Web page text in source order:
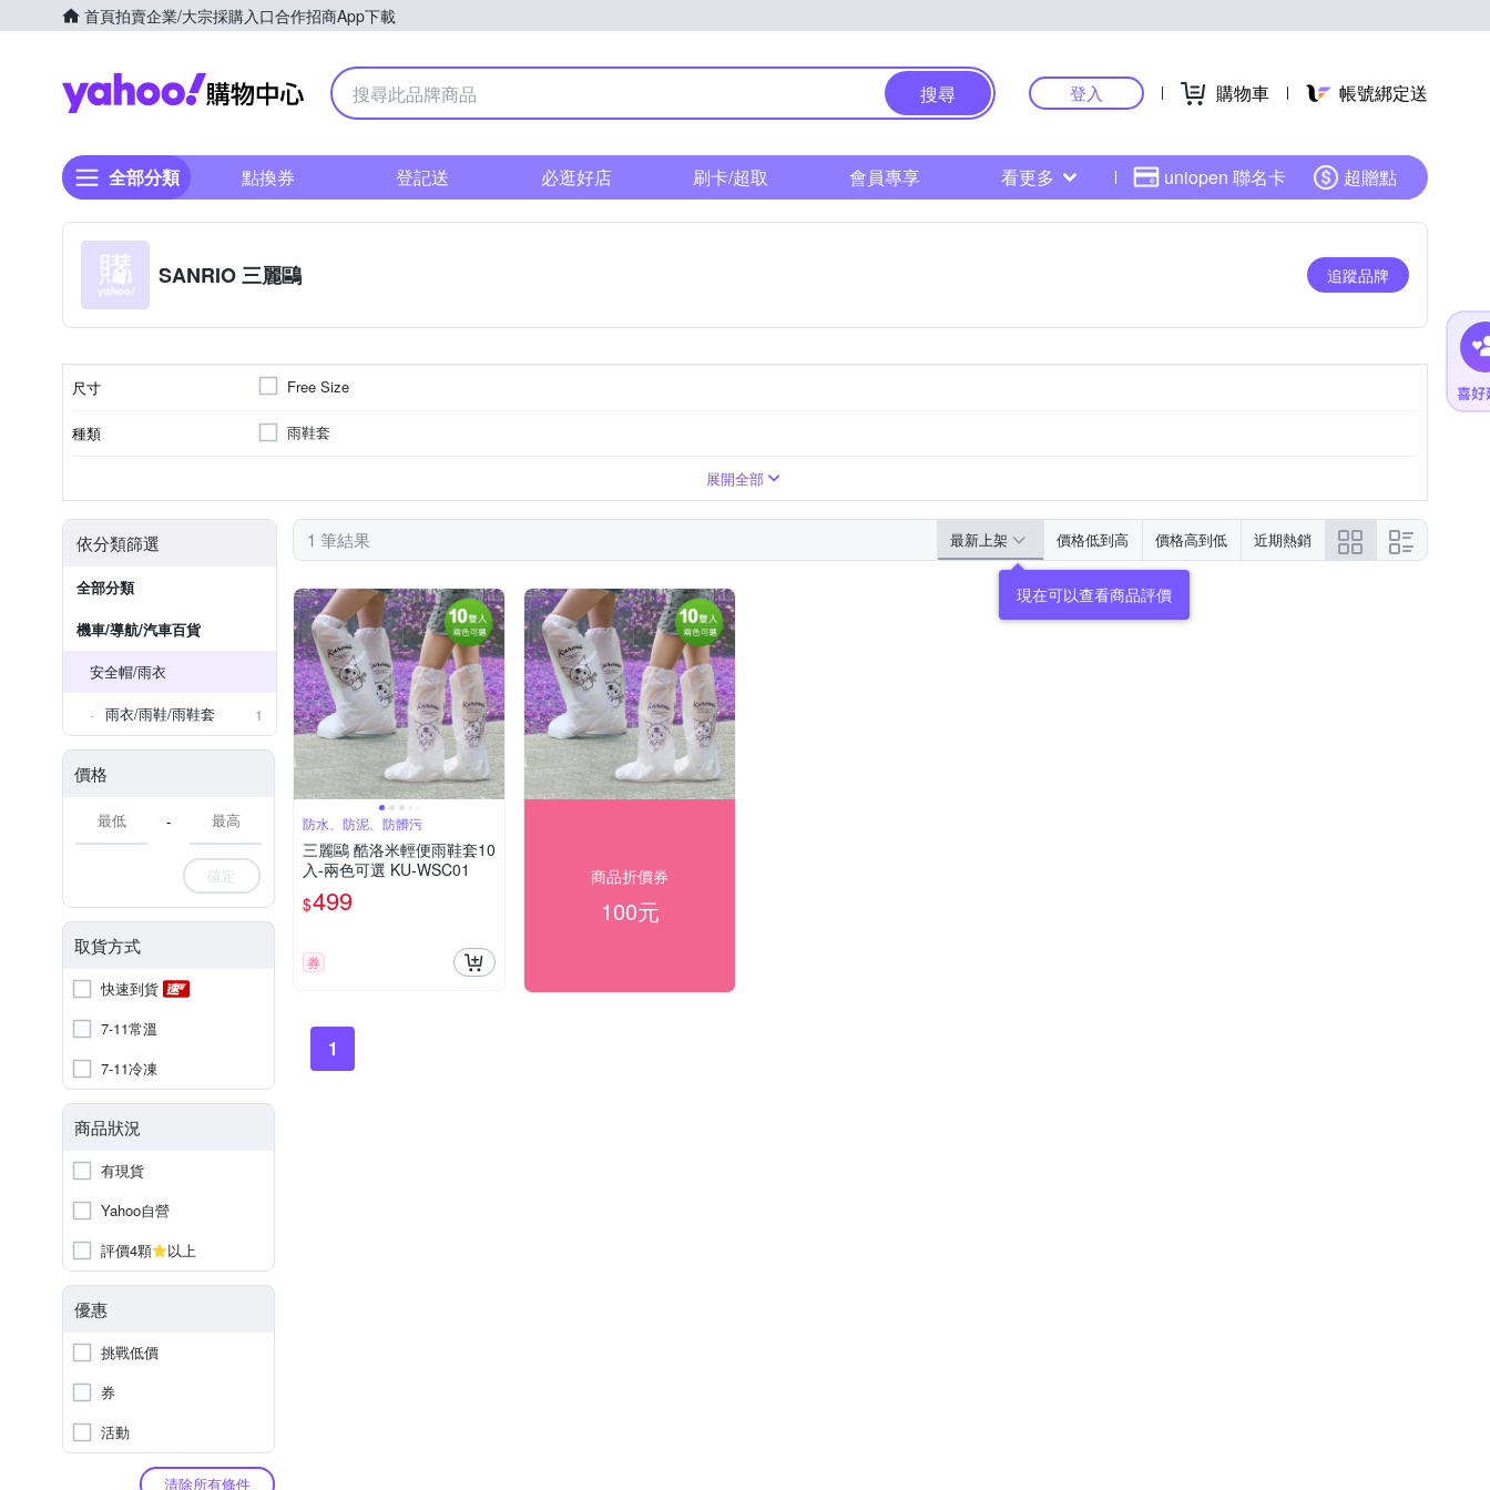
首頁拍賣企業/大宗採購入口合作招商App下載
Yahoo購物中心
搜尋 登入 購物車 帳號綁定送
全部分類 點換券 登記送 必逛好店 刷卡/超取 會員專享 看更多 uniopen 聯名卡 超贈點
SANRIO 三麗鷗 追蹤品牌
尺寸 Free Size
種類 雨鞋套
展開全部
依分類篩選
全部分類
機車/導航/汽車百貨
安全帽/雨衣
雨衣/雨鞋/雨鞋套
1
價格
-
確定
取貨方式
快速到貨
7-11常溫
7-11冷凍
商品狀況
有現貨
Yahoo自營
評價4顆
以上
優惠
挑戰低價
券
活動
清除所有條件
1 筆結果 最新上架 價格低到高 價格高到低 近期熱銷
現在可以查看商品評價
防水、防泥、防髒污
三麗鷗 酷洛米輕便雨鞋套10
入-兩色可選 KU-WSC01
$499
券
商品折價券
100元
1